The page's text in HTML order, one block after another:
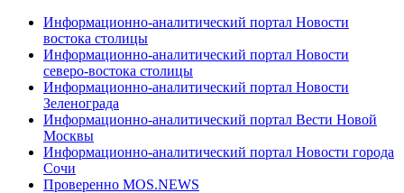
Информационно-аналитический портал Новости
востока столицы
Информационно-аналитический портал Новости
северо-востока столицы
Информационно-аналитический портал Новости
Зеленограда
Информационно-аналитический портал Вести Новой
Москвы
Информационно-аналитический портал Новости города
Сочи
Проверенно MOS.NEWS